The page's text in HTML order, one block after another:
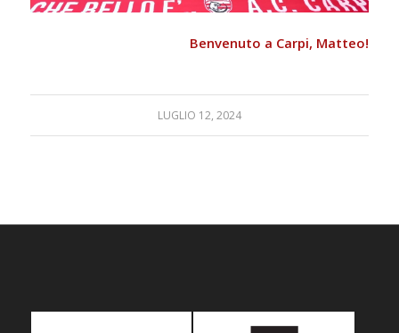
Benvenuto a Carpi, Matteo!
LUGLIO 12, 2024